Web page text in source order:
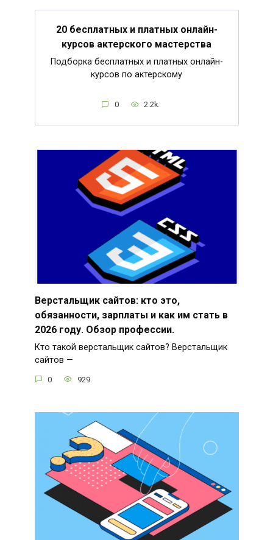
20 бесплатных и платных онлайн-
курсов актерского мастерства
Подборка бесплатных и платных онлайн-
курсов по актерскому
0 2.2k.
Верстальщик сайтов: кто это,
обязанности, зарплаты и как им стать в
2026 году. Обзор профессии.
Кто такой верстальщик сайтов? Верстальщик
сайтов —
0 929